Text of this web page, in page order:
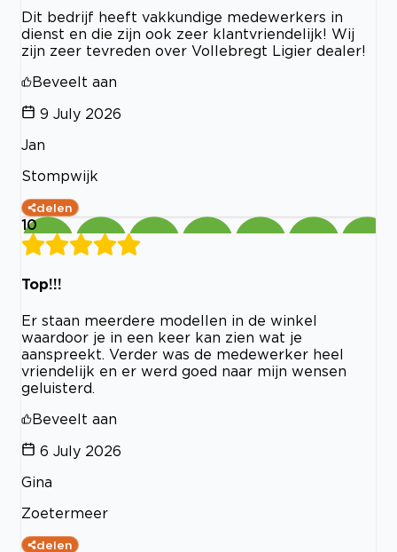
Dit bedrijf heeft vakkundige medewerkers in
dienst en die zijn ook zeer klantvriendelijk! Wij
zijn zeer tevreden over Vollebregt Ligier dealer!
Beveelt aan
9 July 2026
Jan
Stompwijk
delen
10
Top!!!
Er staan meerdere modellen in de winkel
waardoor je in een keer kan zien wat je
aanspreekt. Verder was de medewerker heel
vriendelijk en er werd goed naar mijn wensen
geluisterd.
Beveelt aan
6 July 2026
Gina
Zoetermeer
delen